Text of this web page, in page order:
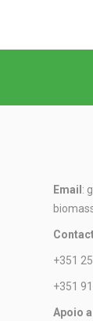
Email :
+351
+351
Apoio